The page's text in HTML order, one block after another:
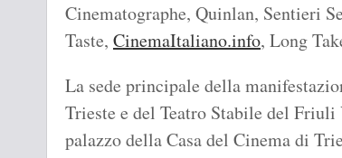
Cinematographe, Quinlan, Sentieri
Taste, CinemaItaliano.info, Long
La sede principale della
Trieste e del Teatro Stabile del
palazzo della Casa del Cinema di